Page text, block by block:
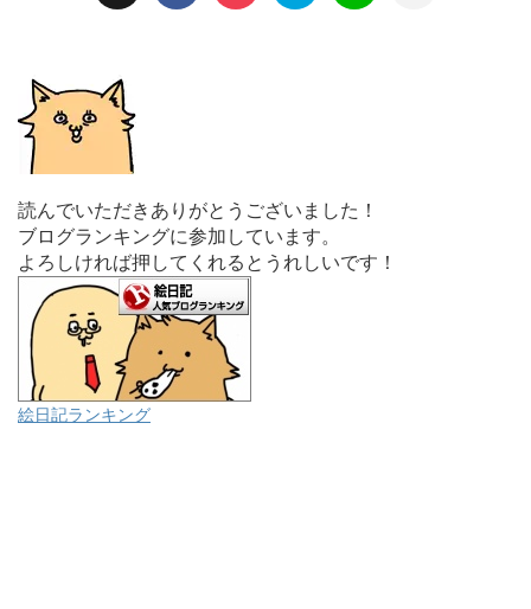
読んでいただきありがとうございました！
ブログランキングに参加しています。
よろしければ押してくれるとうれしいです！
絵日記ランキング